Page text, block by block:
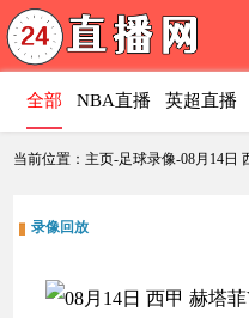
全部 NBA直播 英超直播
当前位置：主页-足球录像-08月14日
录像回放